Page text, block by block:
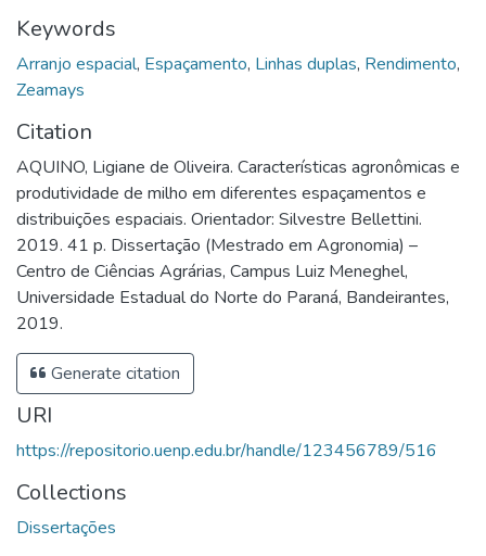
Keywords
Arranjo espacial, Espaçamento, Linhas duplas, Rendimento,
Zeamays
Citation
AQUINO, Ligiane de Oliveira. Características agronômicas e
produtividade de milho em diferentes espaçamentos e
distribuições espaciais. Orientador: Silvestre Bellettini.
2019. 41 p. Dissertação (Mestrado em Agronomia) –
Centro de Ciências Agrárias, Campus Luiz Meneghel,
Universidade Estadual do Norte do Paraná, Bandeirantes,
2019.
Generate citation
URI
https://repositorio.uenp.edu.br/handle/123456789/516
Collections
Dissertações